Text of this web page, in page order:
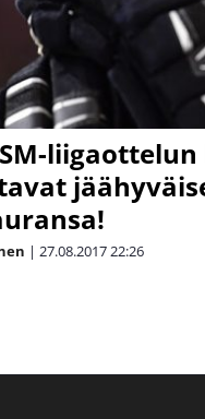
SM-
| 27.08.201722:26